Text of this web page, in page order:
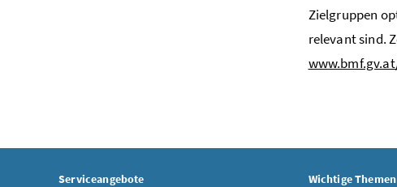
Zielgruppen
relevant sind.
Serviceangebote
Wichtige Themen